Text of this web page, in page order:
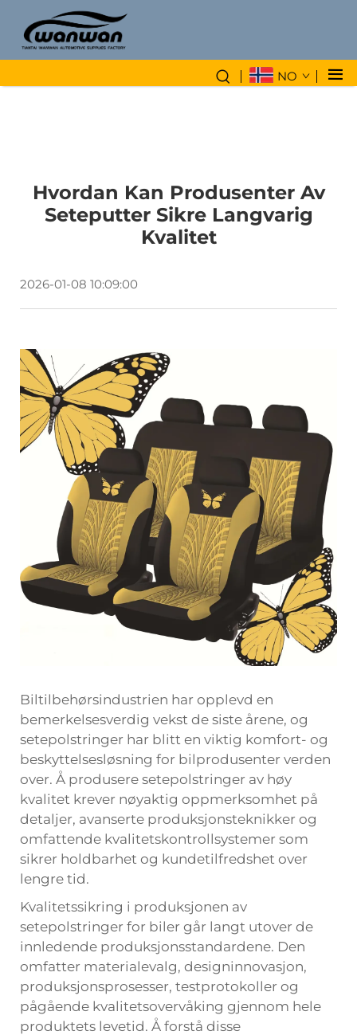
NO
Hvordan Kan Produsenter Av
Seteputter Sikre Langvarig
Kvalitet
2026-01-08 10:09:00
Biltilbehørsindustrien har opplevd en
bemerkelsesverdig vekst de siste årene, og
setepolstringer har blitt en viktig komfort- og
beskyttelsesløsning for bilprodusenter verden
over. Å produsere setepolstringer av høy
kvalitet krever nøyaktig oppmerksomhet på
detaljer, avanserte produksjonsteknikker og
omfattende kvalitetskontrollsystemer som
sikrer holdbarhet og kundetilfredshet over
lengre tid.
Kvalitetssikring i produksjonen av
setepolstringer for biler går langt utover de
innledende produksjonsstandardene. Den
omfatter materialevalg, designinnovasjon,
produksjonsprosesser, testprotokoller og
pågående kvalitetsovervåking gjennom hele
produktets levetid. Å forstå disse